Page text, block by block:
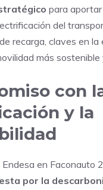
para
del
recarga, claves en la
más
con
y la
Endesa en Faconauto
por la